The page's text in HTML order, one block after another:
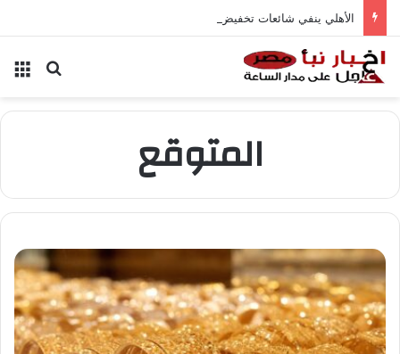
الأهلي ينفي شائعات تخفيض عقود زيزو والشناوي
بحث
المتوقع